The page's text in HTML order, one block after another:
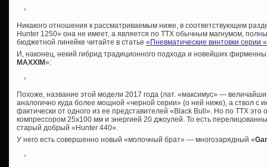
Никакого отношения к рассматриваемым ниже, в соответствующем
Hunter 1250» она не имеет, а является по ТТХ обычным магнумом,
бюджетной линейке читайте в статье «Пневматические винтовки серии
И, наконец, некий гибрид традиционного подхода и новейших
MAXXIM»:
Похоже, название этой модели 2017 года (лат. «максимус» —
аналогично куда более мощной «черной серии» (о ней ниже), а ствол с
фактически от одного из ее представителей «Black Bull». Но по ТТХ это
компрессором 25х100 мм и энергией 20 джоулей. То есть
старый добрый «Hunter 440».
У него есть совершенно новый «молочный брат» — многозарядный «